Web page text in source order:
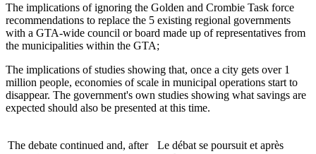
The implications of ignoring the Golden and Crombie Task force
recommendations to replace the 5 existing regional governments
with a GTA-wide council or board made up of representatives from
the municipalities within the GTA;
The implications of studies showing that, once a city gets over 1
million people, economies of scale in municipal operations start to
disappear. The government's own studies showing what savings are
expected should also be presented at this time.
The debate continued and, after
Le débat se poursuit et après